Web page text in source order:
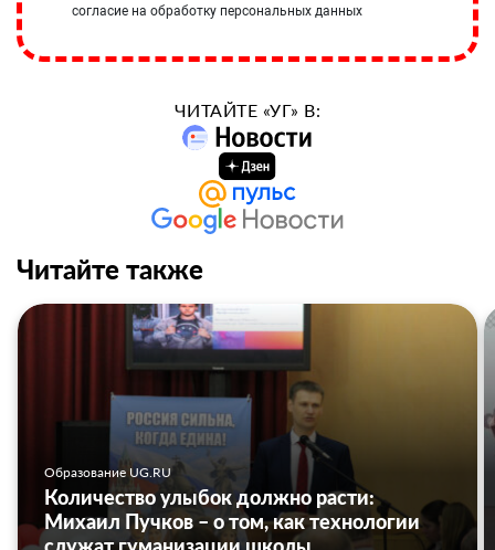
согласие на обработку персональных данных
ЧИТАЙТЕ «УГ» В:
Читайте также
Образование UG.RU
Количество улыбок должно расти:
Михаил Пучков – о том, как технологии